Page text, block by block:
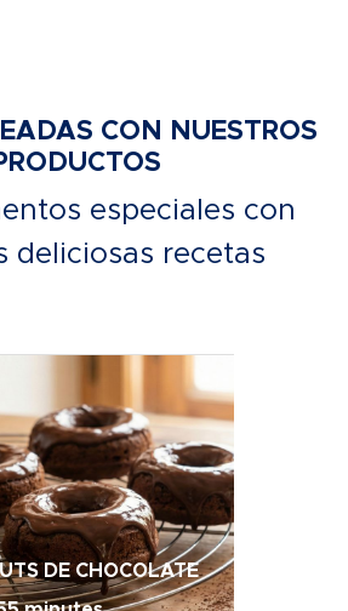
CON NUESTROS
especiales con
deliciosas recetas
DE CHOCOLATE